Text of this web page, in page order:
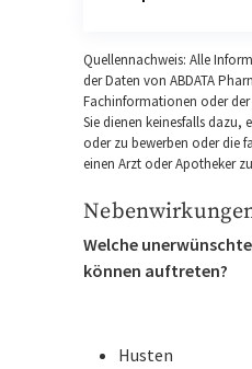
Quellennachweis: Alle
der Daten von ABDATA
Fachinformationen oder
Sie dienen keinesfalls dazu,
oder zu bewerben oder die
einen Arzt oder Apotheker
Welche
können auftreten?
Husten